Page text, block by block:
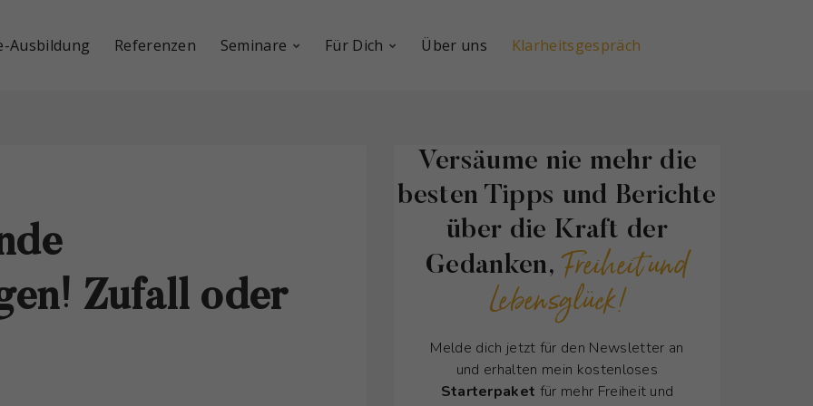
Ausbildung Referenzen Seminare Für Dich Über uns Klarheitsgespräch
Zufall oder
Versäume nie mehr die
besten Tipps und Berichte
über die Kraft der
Gedanken,Freiheit und
Lebensglück!
Melde dich jetzt für den Newsletter an
und erhalten mein kostenloses
Starterpaket für mehr Freiheit und